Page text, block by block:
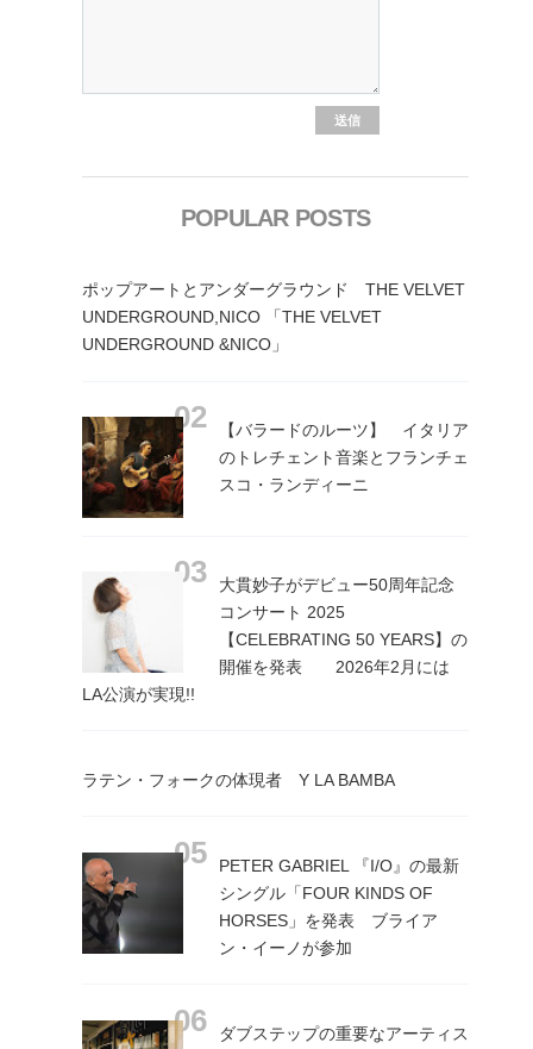
POPULAR POSTS
ポップアートとアンダーグラウンド THE VELVET
UNDERGROUND,NICO 「THE VELVET
UNDERGROUND &NICO」
【バラードのルーツ】 イタリア
のトレチェント音楽とフランチェ
スコ・ランディーニ
大貫妙子がデビュー50周年記念
コンサート 2025
【CELEBRATING 50 YEARS】の
開催を発表 2026年2月には
LA公演が実現!!
ラテン・フォークの体現者 Y LA BAMBA
PETER GABRIEL 『I/O』の最新
シングル「FOUR KINDS OF
HORSES」を発表 ブライア
ン・イーノが参加
ダブステップの重要なアーティス